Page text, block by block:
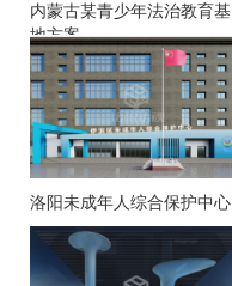
内蒙古某青少年法治教育基
地方案
洛阳未成年人综合保护中心